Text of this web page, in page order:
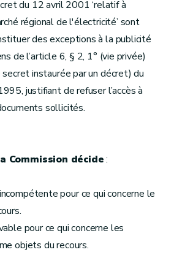
du 12 avril 2001 ‘relatif à
régional de l'électricité’ sont
des exceptions à la publicité
de l’article 6, § 2, 1° (vie privée)
instaurée par un décret) du
justifiant de refuser l’accès à
sollicités.
Commission décide:
pour ce qui concerne le
pour ce qui concerne les
objets du recours.